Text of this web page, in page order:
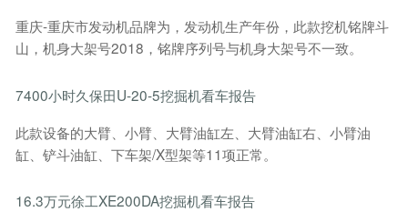
重庆-重庆市发动机品牌为，发动机生产年份，此款挖机铭牌斗
山，机身大架号2018，铭牌序列号与机身大架号不一致。
7400小时久保田U-20-5挖掘机看车报告
此款设备的大臂、小臂、大臂油缸左、大臂油缸右、小臂油
缸、铲斗油缸、下车架/X型架等11项正常。
16.3万元徐工XE200DA挖掘机看车报告